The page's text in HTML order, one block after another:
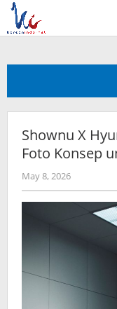
Skip
content
Shownu X
Foto Konsep
May 8, 2026by
anisrina